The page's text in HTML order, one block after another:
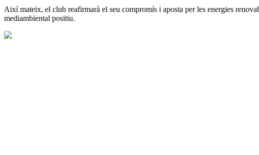
Així mateix, el club reafirmarà el seu compromís i aposta per les energies
mediambiental positiu.